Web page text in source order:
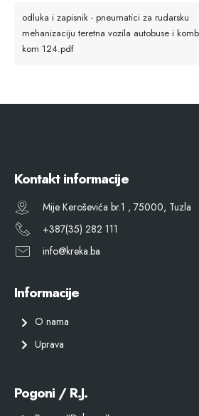
odluka i zapisnik - pneumatici za rudarsku
mehanizaciju teretna vozila autobuse i
kom 124.pdf
Kontakt informacije
Mije Keroševića br.1 , 75000, Tuzla
+387(35) 282 111
info@kreka.ba
Informacije
O nama
Uprava
Pogoni / R.J.